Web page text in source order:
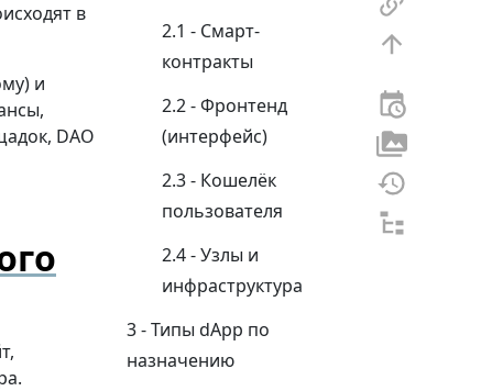
Смарт-
контракты
Фронтенд
(интерфейс)
Кошелёк
пользователя
Узлы и
инфраструктура
Типы dApp по
назначению
в
и
DAO